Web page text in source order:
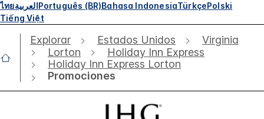
ไทยالعربيةPortuguês (BR)Bahasa IndonesiaTürkçePolski
Tiếng Việt
Explorar Estados Unidos
Virginia
Lorton
Holiday Inn Express
Holiday Inn Express Lorton
Promociones